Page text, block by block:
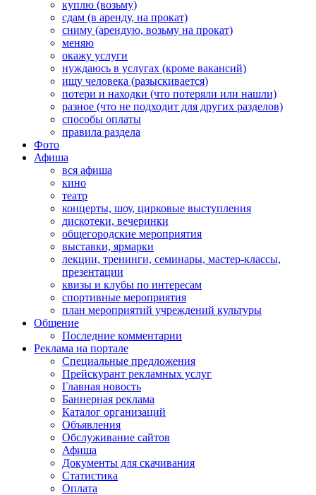
куплю (возьму)
сдам (в аренду, на прокат)
сниму (арендую, возьму на прокат)
меняю
окажу услуги
нуждаюсь в услугах (кроме вакансий)
ищу человека (разыскивается)
потери и находки (что потеряли или нашли)
разное (что не подходит для других разделов)
способы оплаты
правила раздела
Фото
Афиша
вся афиша
кино
театр
концерты, шоу, цирковые выступления
дискотеки, вечеринки
общегородские мероприятия
выставки, ярмарки
лекции, тренинги, семинары, мастер-классы,
презентации
квизы и клубы по интересам
спортивные мероприятия
план мероприятий учреждений культуры
Общение
Последние комментарии
Реклама на портале
Специальные предложения
Прейскурант рекламных услуг
Главная новость
Баннерная реклама
Каталог организаций
Объявления
Обслуживание сайтов
Афиша
Документы для скачивания
Статистика
Оплата